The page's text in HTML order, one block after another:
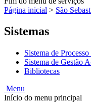
Página inicial > São
Sistemas
Sistema de
Sistema de Gestão
Bibliotecas
Menu
Início do menu principal